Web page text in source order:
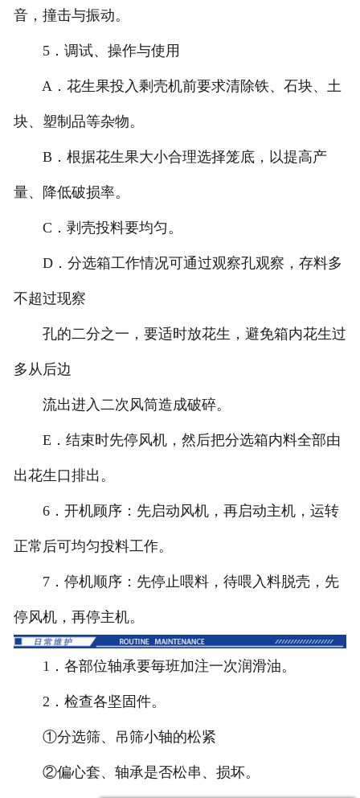
音，撞击与振动。
5．调试、操作与使用
A．花生果投入剩壳机前要求清除铁、石块、土
块、塑制品等杂物。
B．根据花生果大小合理选择笼底，以提高产
量、降低破损率。
C．剥壳投料要均匀。
D．分选箱工作情况可通过观察孔观察，存料多
不超过现察
孔的二分之一，要适时放花生，避免箱内花生过
多从后边
流出进入二次风筒造成破碎。
E．结束时先停风机，然后把分选箱内料全部由
出花生口排出。
6．开机顾序：先启动风机，再启动主机，运转
正常后可均匀投料工作。
7．停机顺序：先停止喂料，待喂入料脱壳，先
停风机，再停主机。
1．各部位轴承要毎班加注一次润滑油。
2．检查各坚固件。
①分选筛、吊筛小轴的松紧
②偏心套、轴承是否松串、损坏。